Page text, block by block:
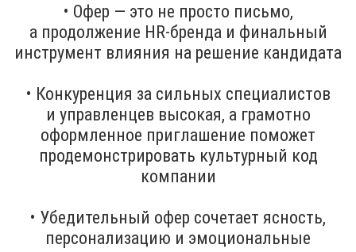
• Офер — это не просто письмо,
а продолжение HR-бренда и финальный
инструмент влияния на решение кандидата
• Конкуренция за сильных специалистов
и управленцев высокая, а грамотно
оформленное приглашение поможет
продемонстрировать культурный код
компании
• Убедительный офер сочетает ясность,
персонализацию и эмоциональные